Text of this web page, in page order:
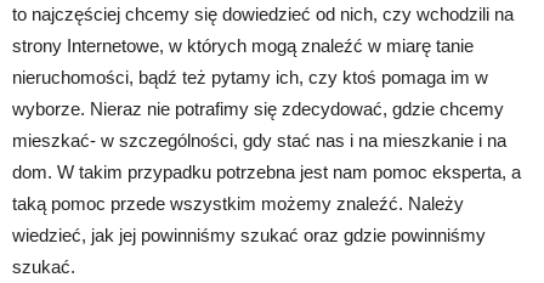
to najczęściej chcemy się dowiedzieć od nich, czy wchodzili na
strony Internetowe, w których mogą znaleźć w miarę tanie
nieruchomości, bądź też pytamy ich, czy ktoś pomaga im w
wyborze. Nieraz nie potrafimy się zdecydować, gdzie chcemy
mieszkać- w szczególności, gdy stać nas i na mieszkanie i na
dom. W takim przypadku potrzebna jest nam pomoc eksperta, a
taką pomoc przede wszystkim możemy znaleźć. Należy
wiedzieć, jak jej powinniśmy szukać oraz gdzie powinniśmy
szukać.